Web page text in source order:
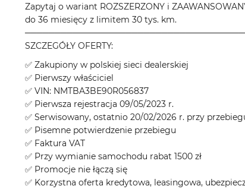
Zapytaj o wariant ROZSZERZONY i
do 36 miesięcy z limitem 30 tys. km.
SZCZEGÓŁY OFERTY:
✅ Zakupiony w polskiej sieci dealerskiej
✅ Pierwszy właściciel
✅ VIN: NMTBA3BE90R056837
✅ Pierwsza rejestracja 09/05/2023 r.
✅ Serwisowany, ostatnio 20/02/2026 r. przy
✅ Pisemne potwierdzenie przebiegu
✅ Faktura VAT
✅ Przy wymianie samochodu rabat 1500 zł
✅ Promocje nie łączą się
✅ Korzystna oferta kredytowa, leasingowa,